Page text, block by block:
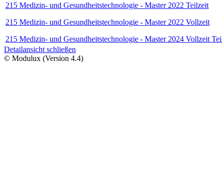
215 Medizin- und Gesundheitstechnologie - Master 2022 Teilzeit
215 Medizin- und Gesundheitstechnologie - Master 2022 Vollzeit
215 Medizin- und Gesundheitstechnologie - Master 2024 Vollzeit
Detailansicht schließen
© Modulux (Version 4.4)